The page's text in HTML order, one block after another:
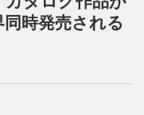
g
a
n
時発売される